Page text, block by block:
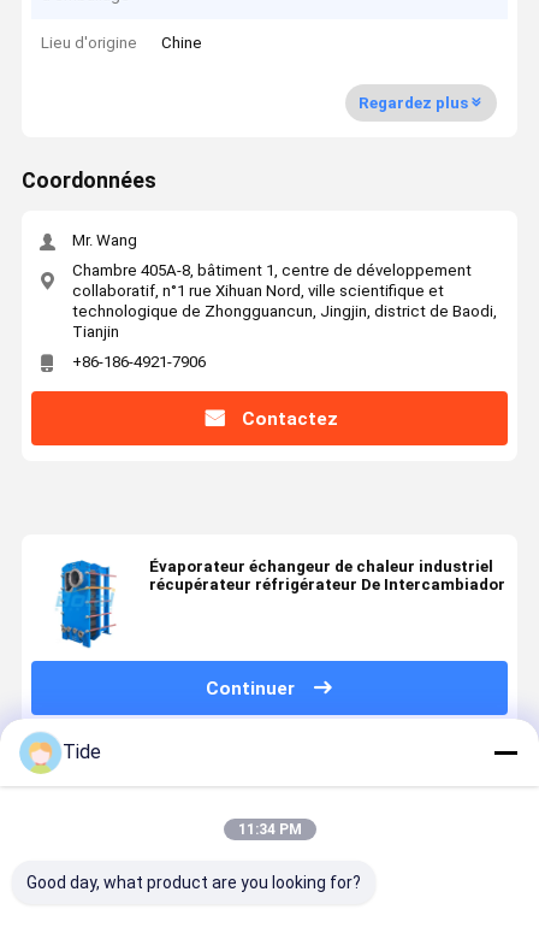
Lieu d'origine Chine
Regardez plus
Coordonnées
Mr. Wang
Chambre 405A-8, bâtiment 1, centre de développement
collaboratif, n°1 rue Xihuan Nord, ville scientifique et
technologique de Zhongguancun, Jingjin, district de Baodi,
Tianjin
+86-186-4921-7906
Contactez
Évaporateur échangeur de chaleur industriel
récupérateur réfrigérateur De Intercambiador
Continuer
Produits Recommandés
Tide
11:34 PM
Good day, what product are you looking for?